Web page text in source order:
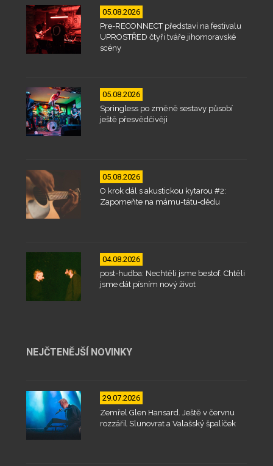
05.08.2026
Pre-RECONNECT představí na festivalu
UPROSTŘED čtyři tváře jihomoravské
scény
05.08.2026
Springless po změně sestavy působí
ještě přesvědčivěji
05.08.2026
O krok dál s akustickou kytarou #2:
Zapomeňte na mámu-tátu-dědu
04.08.2026
post-hudba: Nechtěli jsme bestof. Chtěli
jsme dát písním nový život
NEJČTENĚJŠÍ NOVINKY
29.07.2026
Zemřel Glen Hansard. Ještě v červnu
rozzářil Slunovrat a Valašský špalíček